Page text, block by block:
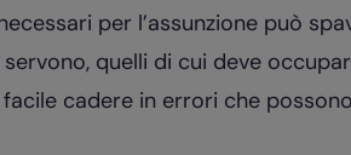
per l’assunzione può
quelli di cui deve
cadere in errori che